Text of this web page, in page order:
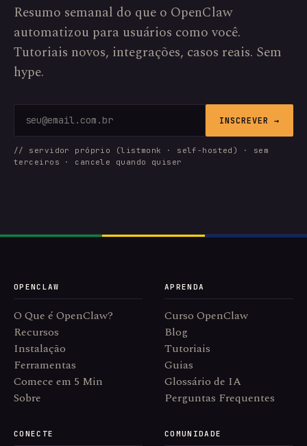
Resumo semanal do que o OpenClaw
automatizou para usuários como você.
Tutoriais novos, integrações, casos reais. Sem
hype.
INSCREVER →
// servidor próprio (listmonk · self-hosted) · sem
terceiros · cancele quando quiser
OPENCLAW
O Que é OpenClaw?
Recursos
Instalação
Ferramentas
Comece em 5 Min
Sobre
APRENDA
Curso OpenClaw
Blog
Tutoriais
Guias
Glossário de IA
Perguntas Frequentes
CONECTE COMUNIDADE